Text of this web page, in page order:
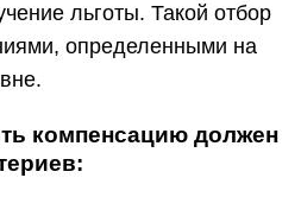
льготы. Такой отбор
определенными на
компенсацию должен